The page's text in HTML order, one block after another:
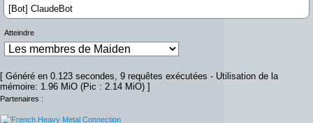
[Bot] ClaudeBot
Atteindre
[ Généré en 0.123 secondes, 9 requêtes exécutées - Utilisation de la
mémoire: 1.96 MiO (Pic : 2.14 MiO) ]
Partenaires :